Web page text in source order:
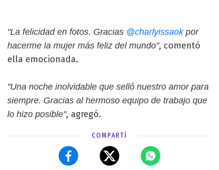
"La felicidad en fotos. Gracias @charlyissaokpor
hacerme la mujer más feliz del mundo", comentó
ella emocionada.
"Una noche inolvidable que selló nuestro amor para
siempre. Gracias al hermoso equipo de trabajo que
lo hizo posible", agregó.
COMPARTÍ